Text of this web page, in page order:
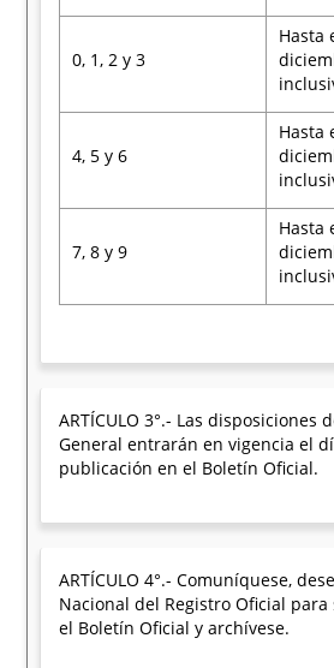
0, 1, 2 y 3
Hasta
4, 5 y 6
Hasta
7, 8 y 9
Hasta
ARTÍCULO 3°.- Las disposiciones
General entrarán en vigencia el
publicación en el Boletín Oficial.
ARTÍCULO 4°.- Comuníquese,
Nacional del Registro Oficial
el Boletín Oficial y archívese.